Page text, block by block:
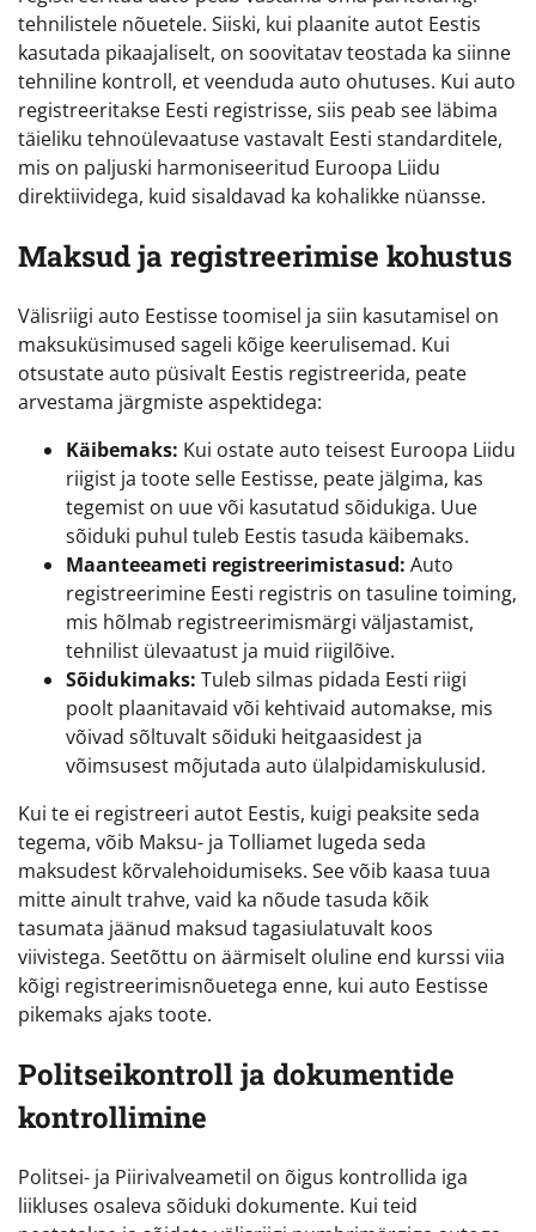
tehnilistele nõuetele. Siiski, kui plaanite autot Eestis
kasutada pikaajaliselt, on soovitatav teostada ka siinne
tehniline kontroll, et veenduda auto ohutuses. Kui auto
registreeritakse Eesti registrisse, siis peab see läbima
täieliku tehnoülevaatuse vastavalt Eesti standarditele,
mis on paljuski harmoniseeritud Euroopa Liidu
direktiividega, kuid sisaldavad ka kohalikke nüansse.
Maksud ja registreerimise kohustus
Välisriigi auto Eestisse toomisel ja siin kasutamisel on
maksuküsimused sageli kõige keerulisemad. Kui
otsustate auto püsivalt Eestis registreerida, peate
arvestama järgmiste aspektidega:
Käibemaks: Kui ostate auto teisest Euroopa Liidu
riigist ja toote selle Eestisse, peate jälgima, kas
tegemist on uue või kasutatud sõidukiga. Uue
sõiduki puhul tuleb Eestis tasuda käibemaks.
Maanteeameti registreerimistasud: Auto
registreerimine Eesti registris on tasuline toiming,
mis hõlmab registreerimismärgi väljastamist,
tehnilist ülevaatust ja muid riigilõive.
Sõidukimaks: Tuleb silmas pidada Eesti riigi
poolt plaanitavaid või kehtivaid automakse, mis
võivad sõltuvalt sõiduki heitgaasidest ja
võimsusest mõjutada auto ülalpidamiskulusid.
Kui te ei registreeri autot Eestis, kuigi peaksite seda
tegema, võib Maksu- ja Tolliamet lugeda seda
maksudest kõrvalehoidumiseks. See võib kaasa tuua
mitte ainult trahve, vaid ka nõude tasuda kõik
tasumata jäänud maksud tagasiulatuvalt koos
viivistega. Seetõttu on äärmiselt oluline end kurssi viia
kõigi registreerimisnõuetega enne, kui auto Eestisse
pikemaks ajaks toote.
Politseikontroll ja dokumentide
kontrollimine
Politsei- ja Piirivalveametil on õigus kontrollida iga
liikluses osaleva sõiduki dokumente. Kui teid